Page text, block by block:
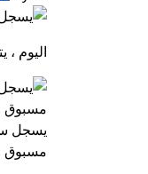
اليوم ، يتم
يسجل
مسبوق